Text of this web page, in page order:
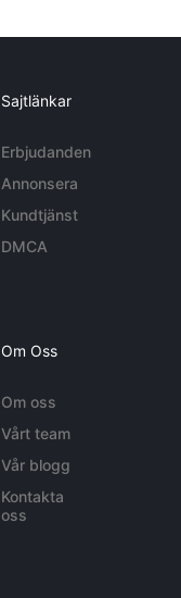
Sajtlänkar
Erbjudanden
Annonsera
Kundtjänst
DMCA
Om Oss
Om oss
Vårt team
Vår blogg
Kontakta
oss